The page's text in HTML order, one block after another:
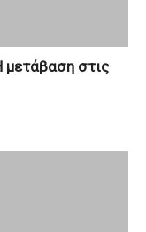
μετάβαση στις